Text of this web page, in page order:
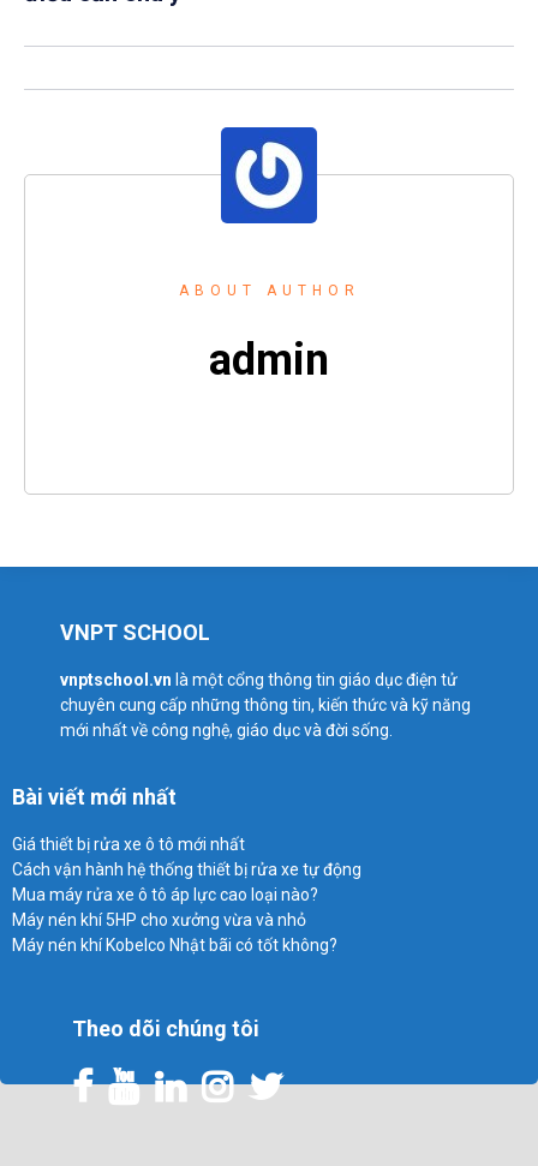
ABOUT AUTHOR
admin
VNPT SCHOOL
vnptschool.vn là một cổng thông tin giáo dục điện tử
chuyên cung cấp những thông tin, kiến thức và kỹ năng
mới nhất về công nghệ, giáo dục và đời sống.
Bài viết mới nhất
Giá thiết bị rửa xe ô tô mới nhất
Cách vận hành hệ thống thiết bị rửa xe tự động
Mua máy rửa xe ô tô áp lực cao loại nào?
Máy nén khí 5HP cho xưởng vừa và nhỏ
Máy nén khí Kobelco Nhật bãi có tốt không?
Theo dõi chúng tôi